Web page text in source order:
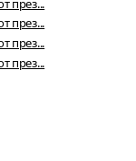
през...
през...
през...